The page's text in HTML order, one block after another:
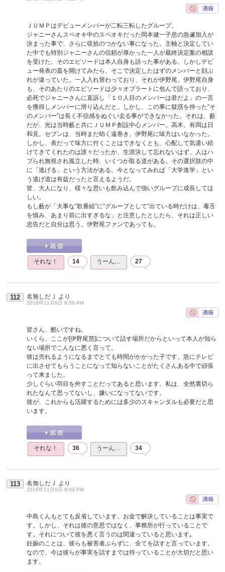
ＪＵＭＰはデビューメンバーが二転三転したグループ。
ジャニーさんスペオキ中のスペオキだった岡本健一子息の急遽加入が
決まった事で、さらに収拾のつかない事になった。主軸と決定してい
た中でも特別ジャニーさんの信頼が厚かった一人が最終決定案の相談
を受けた。そのエピソードは本人自身も語った事がある。しかしデビ
ュー発表の蓋を開けてみたら、そこで決定したはずのメンバーと顔ぶ
れが違っていた。一人入れ替わっており、それが伊野尾。伊野尾自身
も、そのあたりのエピソードは少々オブラートに包んで語っており、
必死でジャニーさんに直訴し「１０人目のメンバーは君だよ」の一言
を獲得しメンバーに滑り込んだと。しかし、この事に疑惑を持った”そ
のメンバー”は長く不信感をぬぐい去る事ができなかった。それは、藪
だが、光は当時藪と共にＪＵＭＰ創設中心メンバー。高木、有岡は日
和見。セブンは、当時まだ幼く遠巻き。伊野尾に味方はいなかった。
しかし、表だって味方に付くことはできなくとも、心配して気遣い続
けてきてくれたのは誰々だったか、生涯決して忘れないはず。人はハ
ブられ無視され孤立した時、いくつか取る道がある。その選択肢の中
に「逃げる」という方法がある。今となってみれば「大学進学」とい
う逃げ道は有益だったと言えるようだ。
皆、大人になり、様々な思いも飲み込んで強いグループに成長してほ
しい。
もし藪が「大事な”歌番組”に”グループとして”出ている時だけは、毒舌
を慎み、あまり前に出すぎるな」と注意したとしたら、それは正しい
忠告だと自分は思う。伊野尾ファンであっても。
それな！ 14 うーん… 27
112 名無しだＪ より
2016年11月6日 8:56 PM
皆さん、酷いですね。
いくら、ここが[伊野尾慧]について話す場所だからといって本人が知ら
ない場所でこんなに悪く言って。
彼は売れるようになるまでとても時間がかかった子です。急にテレビ
に出させてもらうことになって知らないことがたくさんある中で頑張
って来ました。
少しぐらい羽目を外すことだってあると思います。私は、全然裏切ら
れたなんて思ってないし、嫌いになってないです。
彼が、これからも活躍するためには多少のスキャンダルも必要だと思
います。
それな！ 36 うーん… 34
113 名無しだＪ より
2016年11月6日 9:03 PM
中島くんもとても反省しています。お金で解決していることは事実で
す。しかし、それは彼の意思ではなく、事務所が行っていることで
す。それについて彼を悪く言うのは間違っていると思います｡
妊娠のことは、彼らも被害者ぶらずに、全てを話すと言っています。
なので、今は彼らが事実を話すまでは待っていることが大切だと思い
ます。